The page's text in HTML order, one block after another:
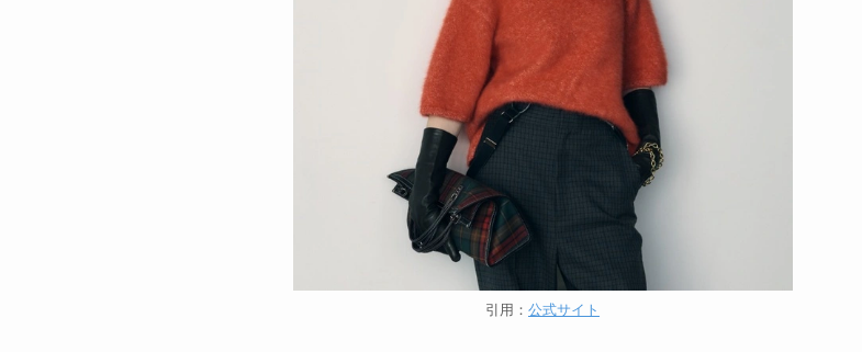
引用： 公式サイト